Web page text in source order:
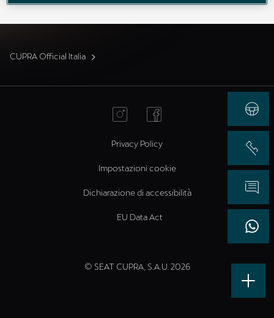
CUPRA Official Italia
Privacy Policy
Impostazioni cookie
Dichiarazione di accessibilità
EU Data Act
© SEAT CUPRA, S.A.U. 2026